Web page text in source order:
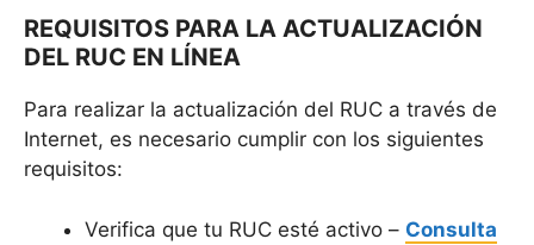
REQUISITOS PARA LA ACTUALIZACIÓN
DEL RUC EN LÍNEA
Para realizar la actualización del RUC a través de
Internet, es necesario cumplir con los siguientes
requisitos:
Verifica que tu RUC esté activo – Consulta